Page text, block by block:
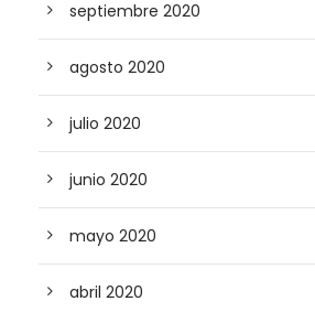
septiembre 2020
agosto 2020
julio 2020
junio 2020
mayo 2020
abril 2020